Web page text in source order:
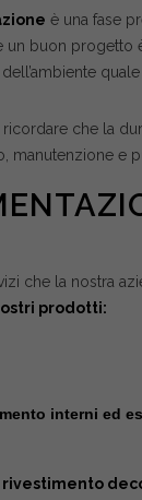
è una fase
un buon progetto
ricordare che la
manutenzione e
che la nostra
prodotti:
interni ed
rivestimento